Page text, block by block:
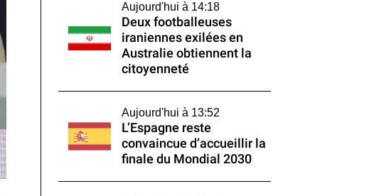
Aujourd'hui à 14:18
Deux footballeuses
iraniennes exilées en
Australie obtiennent la
citoyenneté
Aujourd'hui à 13:52
L’Espagne reste
convaincue d’accueillir la
finale du Mondial 2030